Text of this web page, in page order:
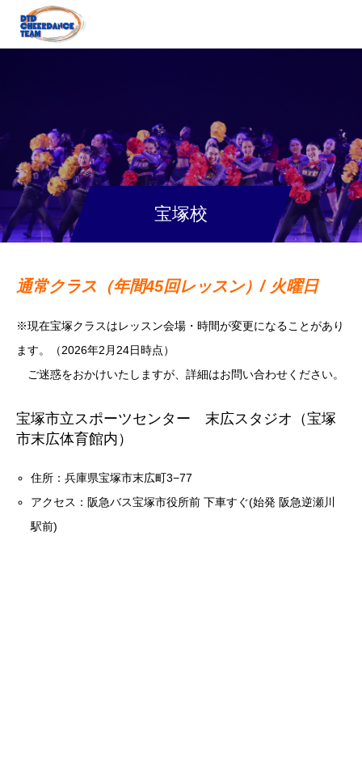
宝塚校
通常クラス（年間45回レッスン）/ 火曜日
※現在宝塚クラスはレッスン会場・時間が変更になることがあり
ます。（2026年2月24日時点）
ご迷惑をおかけいたしますが、詳細はお問い合わせください。
宝塚市立スポーツセンター 末広スタジオ（宝塚
市末広体育館内）
住所：兵庫県宝塚市末広町3−77
アクセス：阪急バス宝塚市役所前 下車すぐ(始発 阪急逆瀬川
駅前)